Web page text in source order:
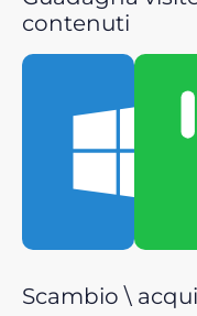
contenuti
Scambio \